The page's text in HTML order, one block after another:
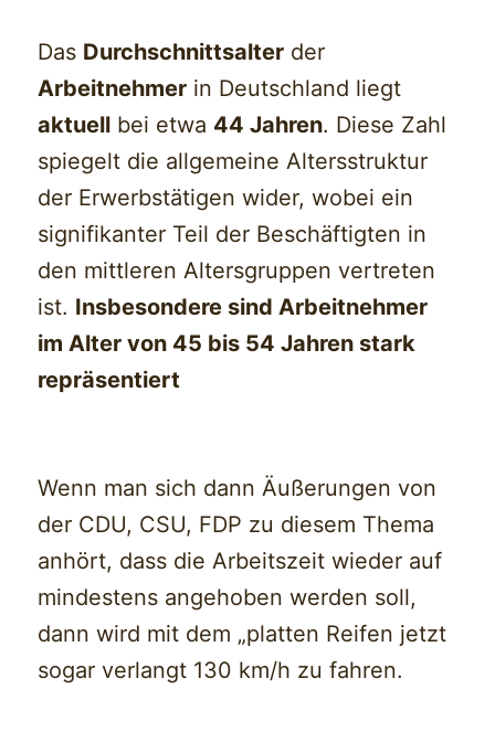
Das Durchschnittsalter der
Arbeitnehmer in Deutschland liegt
aktuell bei etwa 44 Jahren. Diese Zahl
spiegelt die allgemeine Altersstruktur
der Erwerbstätigen wider, wobei ein
signifikanter Teil der Beschäftigten in
den mittleren Altersgruppen vertreten
ist. Insbesondere sind Arbeitnehmer
im Alter von 45 bis 54 Jahren stark
repräsentiert
Wenn man sich dann Äußerungen von
der CDU, CSU, FDP zu diesem Thema
anhört, dass die Arbeitszeit wieder auf
mindestens angehoben werden soll,
dann wird mit dem „platten Reifen jetzt
sogar verlangt 130 km/h zu fahren.